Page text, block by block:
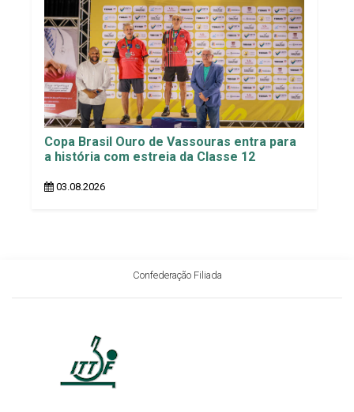
Copa Brasil Ouro de Vassouras entra para
a história com estreia da Classe 12
03.08.2026
Confederação Filiada